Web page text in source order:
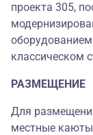
проекта 305,
классическом
РАЗМЕЩЕНИЕ
Для
местные